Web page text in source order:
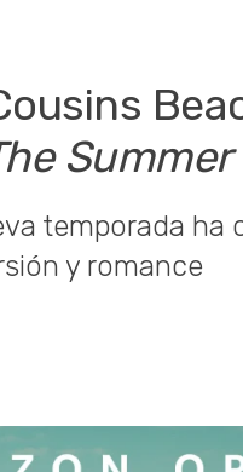
temporada ha
y romance